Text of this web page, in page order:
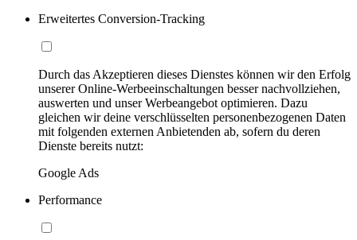
Erweitertes Conversion-Tracking
Durch das Akzeptieren dieses Dienstes können wir den Erfolg
unserer Online-Werbeeinschaltungen besser nachvollziehen,
auswerten und unser Werbeangebot optimieren. Dazu
gleichen wir deine verschlüsselten personenbezogenen Daten
mit folgenden externen Anbietenden ab, sofern du deren
Dienste bereits nutzt:
Google Ads
Performance